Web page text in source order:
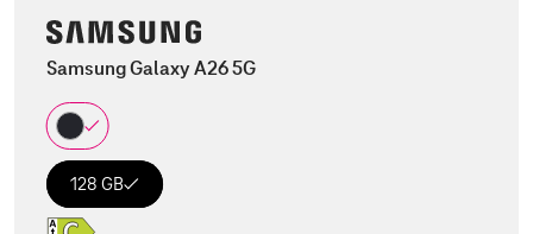
Samsung Galaxy A26 5G
128 GB